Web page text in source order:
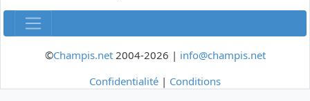
©Champis.net2004-2026 | info@champis.net
Confidentialité | Conditions